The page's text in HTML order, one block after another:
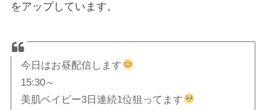
をアップしています。
今日はお昼配信します
15:30～
美肌ベイビー3日連続1位狙ってます